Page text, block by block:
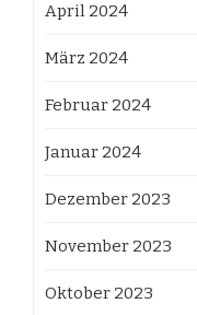
April 2024
März 2024
Februar 2024
Januar 2024
Dezember 2023
November 2023
Oktober 2023